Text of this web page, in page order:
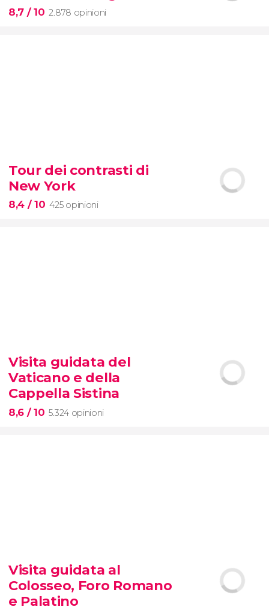
8,7 / 10 2.878 opinioni
scoprite tutti i segreti dell'Arena
dei gladiatori
Tour dei contrasti di
New York
8,4 / 10 425 opinioni
tour dei contrasti di New York
Visita guidata del
Vaticano e della
Cappella Sistina
8,6 / 10 5.324 opinioni
Musei Vaticani e
Sistina
Visita guidata al
Colosseo, Foro Romano
e Palatino